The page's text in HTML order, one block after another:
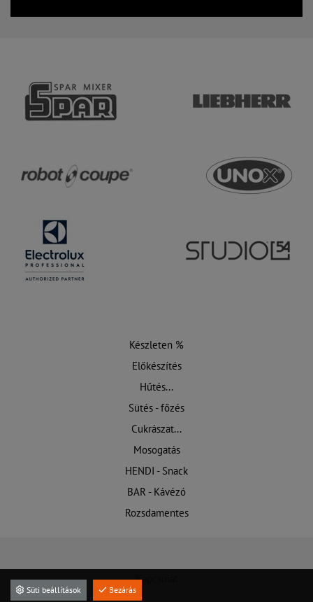
Készleten %
Előkészítés
Hűtés...
Sütés - főzés
Cukrászat...
Mosogatás
HENDI - Snack
BAR - Kávézó
Rozsdamentes
Kapcsolat
Süti beállítások Bezárás